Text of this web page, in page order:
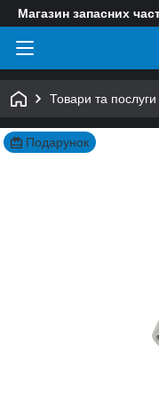
Магазин запасних
Товари та послуги
Подарунок